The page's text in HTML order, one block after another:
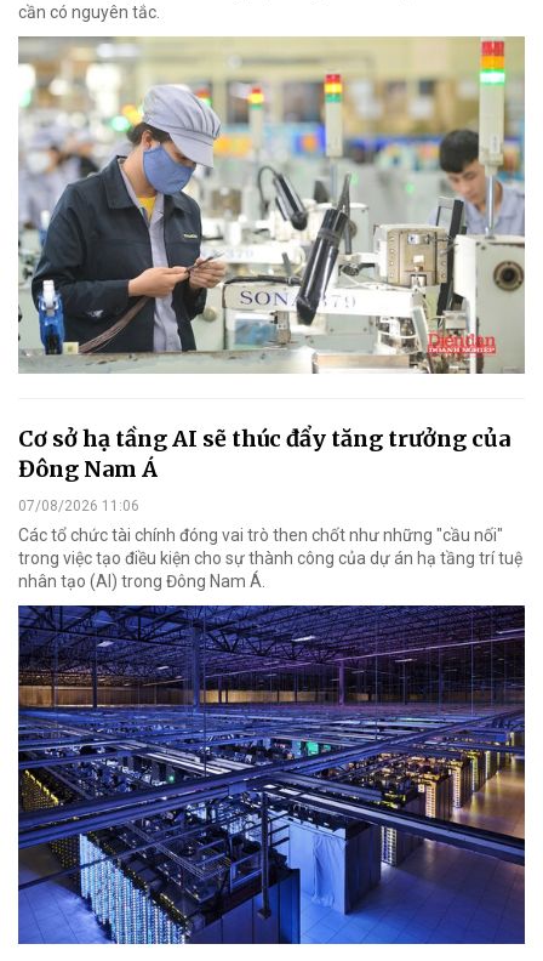
cần có nguyên tắc.
Cơ sở hạ tầng AI sẽ thúc đẩy tăng trưởng của
Đông Nam Á
07/08/2026 11:06
Các tổ chức tài chính đóng vai trò then chốt như những "cầu nối"
trong việc tạo điều kiện cho sự thành công của dự án hạ tầng trí tuệ
nhân tạo (AI) trong Đông Nam Á.